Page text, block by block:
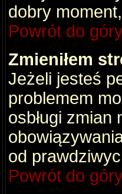
dobry
Powrót do
Zmieniłem
Jeżeli jesteś
problemem
osbługi
od
Powrót do